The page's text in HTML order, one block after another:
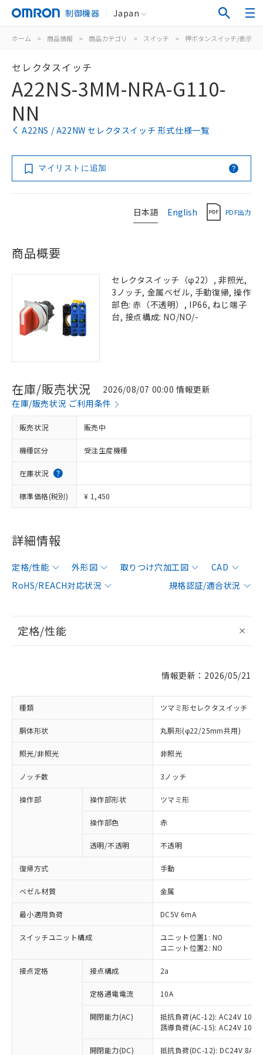
制御機器 Japan
ホーム > 商品情報 > 商品カテゴリ > スイッチ > 押ボタンスイッチ/表示灯
セレクタスイッチ
A22NS-3MM-NRA-G110-
NN
A22NS / A22NW セレクタスイッチ 形式仕様一覧
マイリストに追加
日本語 English PDF出力
商品概要
セレクタスイッチ（φ22）, 非照光,
3ノッチ, 金属ベゼル, 手動復帰, 操作
部色: 赤（不透明）, IP66, ねじ端子
台, 接点構成: NO/NO/-
在庫/販売状況
2026/08/07 00:00 情報更新
在庫/販売状況 ご利用条件
販売状況 販売中
機種区分 受注生産機種
在庫状況
標準価格(税別) ¥ 1,450
詳細情報
定格/性能 外形図 取りつけ穴加工図
CAD
RoHS/REACH対応状況
規格認証/適合状況
定格/性能
情報更新：2026/05/21
種類 ツマミ形セレクタスイッチ
胴体形状 丸胴形(φ22/25mm共用)
照光/非照光 非照光
ノッチ数 3ノッチ
操作部 操作部形状 ツマミ形
操作部色 赤
透明/不透明 不透明
復帰方式 手動
ベゼル材質 金属
最小適用負荷 DC5V 6mA
スイッチユニット構成
ユニット位置1: NO
ユニット位置2: NO
接点定格 接点構成 2a
定格通電電流 10A
開閉能力(AC)
抵抗負荷(AC-12): AC24V 10A/
誘導負荷(AC-15): AC24V
開閉能力(DC) 抵抗負荷(DC-12): DC24V 8A/
ご利用条件
※1 対応状況
対応済み：EU RoHS指令（10物質）の
非含有に対応した製品が提供可能な商品で
対応予定：EU RoHS指令（10物質）の非含
有に対応した製品に切り替える予定のある